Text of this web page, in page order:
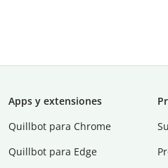
Apps y extensiones
Quillbot para Chrome
Quillbot para Edge